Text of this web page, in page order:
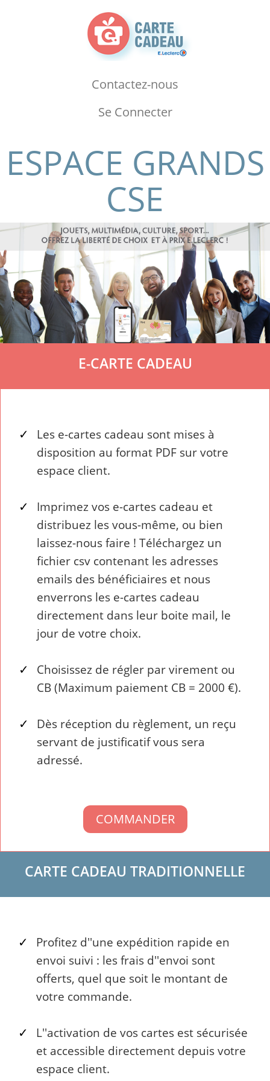
Contactez-nous
Se Connecter
ESPACE GRANDS
CSE
E-CARTE CADEAU
Les e-cartes cadeau sont mises à
disposition au format PDF sur votre
espace client.
Imprimez vos e-cartes cadeau et
distribuez les vous-même, ou bien
laissez-nous faire ! Téléchargez un
fichier csv contenant les adresses
emails des bénéficiaires et nous
enverrons les e-cartes cadeau
directement dans leur boite mail, le
jour de votre choix.
Choisissez de régler par virement ou
CB (Maximum paiement CB = 2000 €).
Dès réception du règlement, un reçu
servant de justificatif vous sera
adressé.
COMMANDER
CARTE CADEAU TRADITIONNELLE
Profitez d''une expédition rapide en
envoi suivi : les frais d''envoi sont
offerts, quel que soit le montant de
votre commande.
L''activation de vos cartes est sécurisée
et accessible directement depuis votre
espace client.